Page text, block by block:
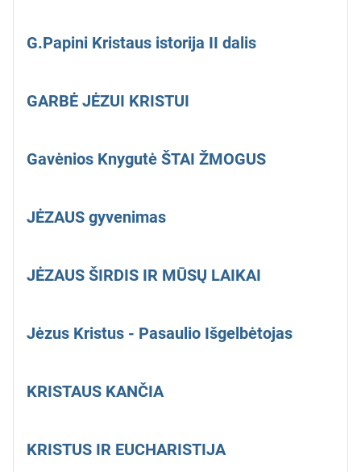
G.Papini Kristaus istorija II dalis
GARBĖ JĖZUI KRISTUI
Gavėnios Knygutė ŠTAI ŽMOGUS
JĖZAUS gyvenimas
JĖZAUS ŠIRDIS IR MŪSŲ LAIKAI
Jėzus Kristus - Pasaulio Išgelbėtojas
KRISTAUS KANČIA
KRISTUS IR EUCHARISTIJA